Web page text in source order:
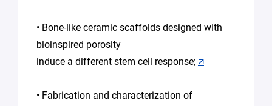
• Bone-like ceramic scaffolds designed with
bioinspired porosity
induce a different stem cell response; 🡭
• Fabrication and characterization of